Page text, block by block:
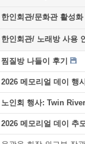
한인회관/문화관 활성화
한인회관/ 노래방 사용
찜질방 나들이 후기
2026 메모리얼 데이 행
노인회 행사: Twin
2026 메모리얼 데이 추